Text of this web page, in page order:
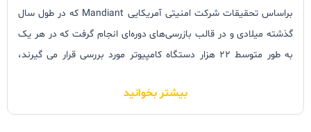
براساس تحقیقات شرکت امنیتی آمریکایی Mandiant که در طول سال
گذشته میلادی و در قالب بازرسی‌های دوره‌ای انجام گرفت که در هر یک
به ‌طور متوسط ۲۲ هزار دستگاه کامپیوتر مورد بررسی قرار می گیرند،
مدت‌زمان، سه ‌برابر میانگین جهانی است.
بیشتر بخوانید